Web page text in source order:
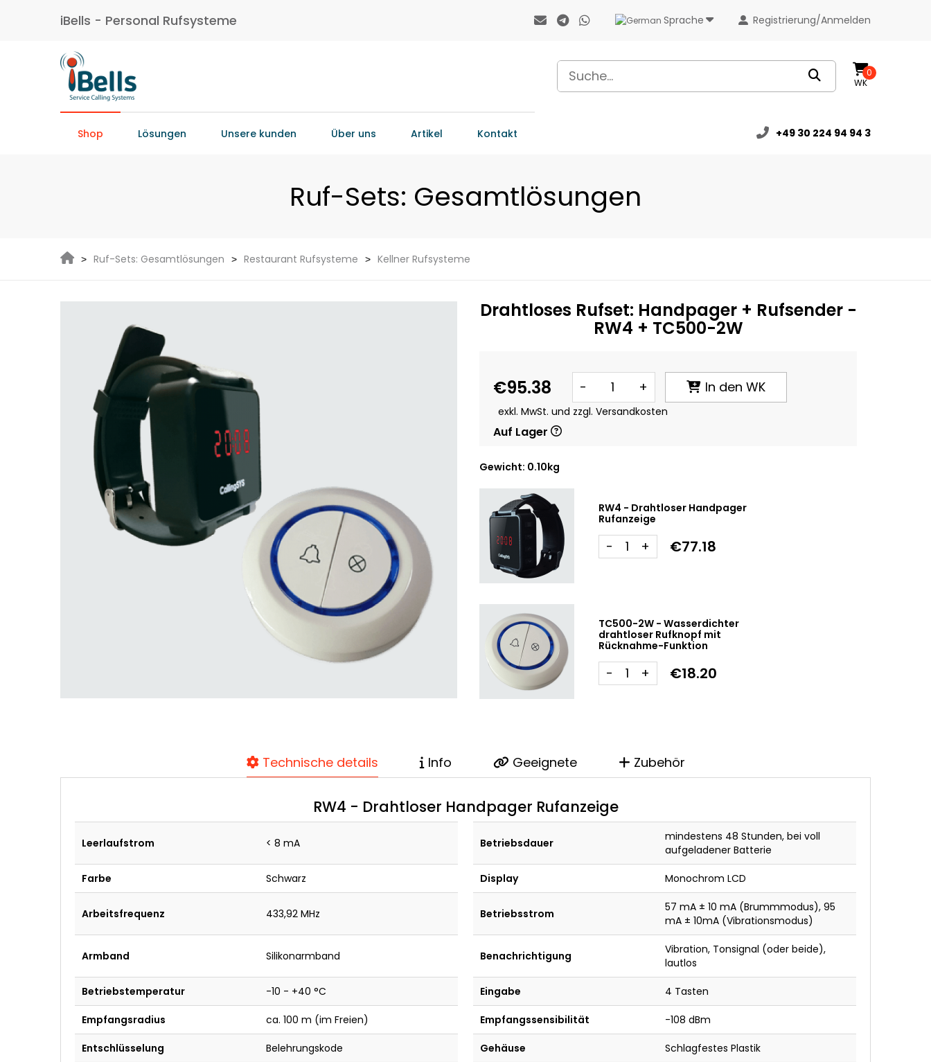
iBells - Personal Rufsysteme Sprache Registrierung/Anmelden
WK
0
Shop Lösungen Unsere kunden Über uns Artikel Kontakt +49 30 224 94 94 3
Ruf-Sets: Gesamtlösungen
Ruf-Sets: Gesamtlösungen Restaurant Rufsysteme Kellner Rufsysteme
Drahtloses Rufset: Handpager + Rufsender -
RW4 + TC500-2W
€95.38 - + In den WK
exkl. MwSt. und zzgl. Versandkosten
Auf Lager
Gewicht: 0.10kg
RW4 - Drahtloser Handpager
Rufanzeige
- + €77.18
TC500-2W - Wasserdichter
drahtloser Rufknopf mit
Rücknahme-Funktion
- + €18.20
Technische details Info Geeignete Zubehör
RW4 - Drahtloser Handpager Rufanzeige
Leerlaufstrom < 8 mA Betriebsdauer
mindestens 48 Stunden, bei voll
aufgeladener Batterie
Farbe Schwarz Display Monochrom LCD
Arbeitsfrequenz 433,92 MHz Betriebsstrom
57 mA ± 10 mA (Brummmodus), 95
mA ± 10mA (Vibrationsmodus)
Armband Silikonarmband Benachrichtigung
Vibration, Tonsignal (oder beide),
lautlos
Betriebstemperatur -10 - +40 °C Eingabe 4 Tasten
Empfangsradius ca. 100 m (im Freien) Empfangssensibilität -108 dBm
Entschlüsselung Belehrungskode Gehäuse Schlagfestes Plastik